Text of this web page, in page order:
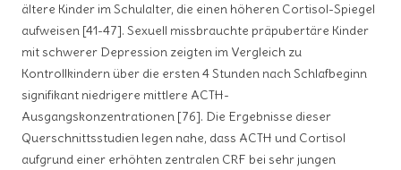
ältere Kinder im Schulalter, die einen höheren Cortisol-Spiegel
aufweisen [41-47]. Sexuell missbrauchte präpubertäre Kinder
mit schwerer Depression zeigten im Vergleich zu
Kontrollkindern über die ersten 4 Stunden nach Schlafbeginn
signifikant niedrigere mittlere ACTH-
Ausgangskonzentrationen [76]. Die Ergebnisse dieser
Querschnittsstudien legen nahe, dass ACTH und Cortisol
aufgrund einer erhöhten zentralen CRF bei sehr jungen